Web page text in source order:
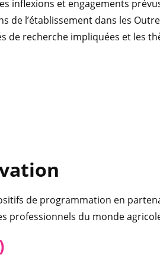
inflexions et engagements
de l’établissement dans les
de recherche impliquées et les
de programmation en
professionnels du monde